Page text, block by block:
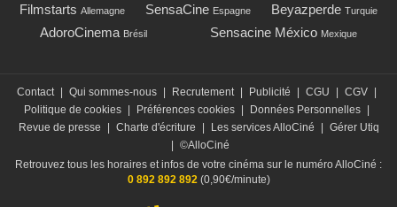
Filmstarts Allemagne SensaCine Espagne Beyazperde Turquie
AdoroCinema Brésil Sensacine México Mexique
Contact | Qui sommes-nous | Recrutement | Publicité | CGU | CGV |
Politique de cookies | Préférences cookies | Données Personnelles |
Revue de presse
| Charte d'écriture | Les services AlloCiné | Gérer Utiq
| ©AlloCiné
Retrouvez tous les horaires et infos de votre cinéma sur le numéro AlloCiné :
0 892 892 892 (0,90€/minute)